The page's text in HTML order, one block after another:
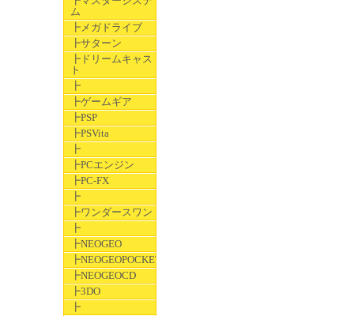
ム
┣メガドライブ
┣サターン
┣ドリームキャス
ト
┣
┣ゲームギア
┣PSP
┣PSVita
┣
┣PCエンジン
┣PC-FX
┣
┣ワンダースワン
┣
┣NEOGEO
┣NEOGEOPOCKET
┣NEOGEOCD
┣3DO
┣